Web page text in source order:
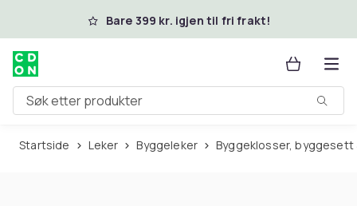
Hopp til hovedinnholdBare 399 kr. igjen til fri frakt!
Søk etter produkter
Startside Leker Byggeleker Byggeklosser,